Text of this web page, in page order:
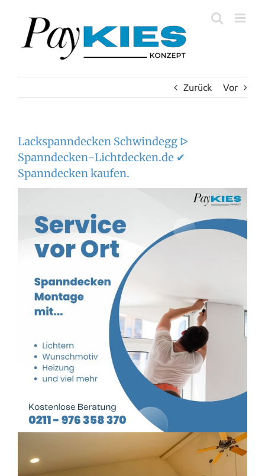
springen
Zurück Vor
Lackspanndecken Schwindegg ᐅ
Spanndecken-Lichtdecken.de ✔
Spanndecken kaufen.